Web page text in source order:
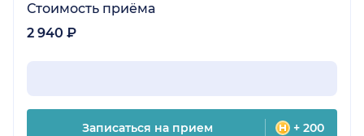
Стоимость приёма
2 940 ₽
Записаться на прием + 200